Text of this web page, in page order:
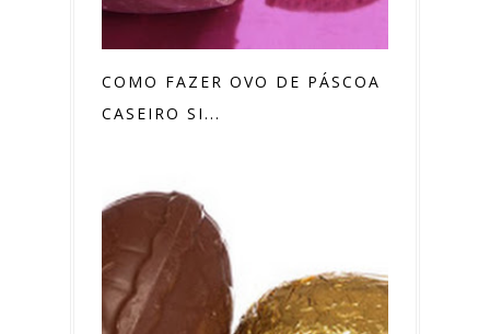
COMO FAZER OVO DE PÁSCOA
CASEIRO SI...